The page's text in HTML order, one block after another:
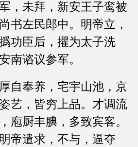
，未拜，新安王子鸾被
书左民郎中。明帝立，
功臣后，擢为太子洗
南谘议参军。
自奉养，宅宇山池，京
艺，皆穷上品。才调流
庖厨丰腆，多致宾客。
帝遣求，不与，逼夺